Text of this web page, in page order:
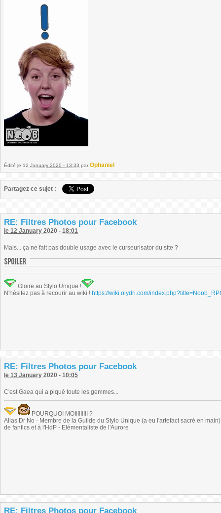
Édité le 12 January 2020 - 13:33 par Ophaniel
Partagez ce sujet :
RE: Filtres Photos pour Facebook
le 12 January 2020 - 18:01
Mais... ça ne fait pas double usage avec le curseurisator du site ?
Gloire au Stylo Unique !
N'hésitez pas à recourir au wiki ! https://wiki.olydri.com/
RE: Filtres Photos pour Facebook
le 13 January 2020 - 10:05
C'est Gaea qui a piqué toute les gemmes...
POURQUOI MOIIIIIIIII ?
Alias Dr No - Membre de la Guilde du Stylo Unique (a eu l'artefact sacré en
de fanfics et à l'HdP - Elémentaliste de l'Aurore
RE: Filtres Photos pour Facebook